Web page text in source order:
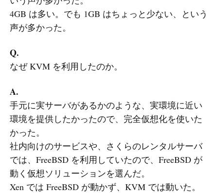
4GB は多い。でも 1GB はちょっと少ない、という
声が多かった。
Q.
なぜ KVM を利用したのか。
A.
手元に実サーバがあるかのような、実環境に近い
環境を提供したかったので、完全仮想化を使いた
かった。
社内向けのサービスや、さくらのレンタルサーバ
では、FreeBSD を利用していたので、FreeBSD が
動く仮想ソリューションを選んだ。
Xen では FreeBSD が動かず、KVM では動いた。